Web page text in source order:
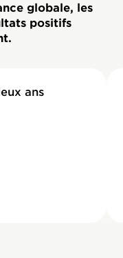
globale, les
positifs
ans